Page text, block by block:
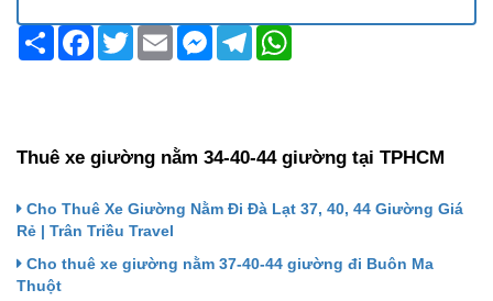
Share Facebook
TwitterEmail Messenger
Telegram
Thuê xe giường nằm 34-40-44 giường tại TPHCM
Cho Thuê Xe Giường Nằm Đi Đà Lạt 37, 40, 44 Giường Giá
Rẻ | Trân Triều Travel
Cho thuê xe giường nằm 37-40-44 giường đi Buôn Ma
Thuột